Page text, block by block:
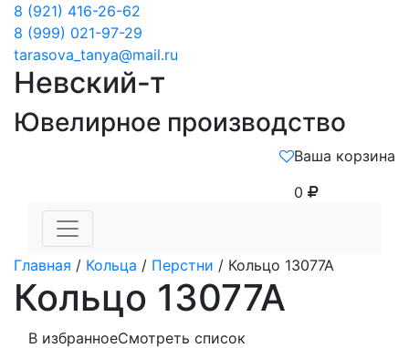
8 (921) 416-26-62
8 (999) 021-97-29
tarasova_tanya@mail.ru
Невский-т
Ювелирное производство
Ваша корзина
0
Главная / Кольца / Перстни / Кольцо 13077А
Кольцо 13077А
В избранноеСмотреть список